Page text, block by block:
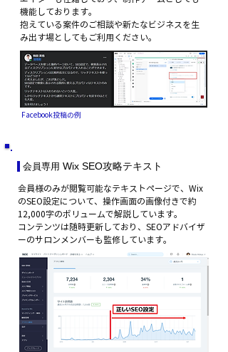
機能しております。
​抱えている案件のご相談や新たなビジネスを生
み出す場としてもご利用ください。
Facebook投稿の例
会員専用 Wix SEO攻略テキスト
会員様のみが閲覧可能なテキストページで、Wix
のSEO設定について、操作画面の画像付きで約
12,000字のボリュームで解説しています。
​コンテンツは随時更新しており、SEOアドバイザ
ーのサロンメンバーも監修しています。